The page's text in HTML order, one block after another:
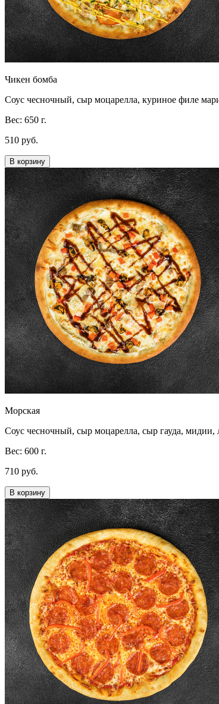
Чикен бомба
Соус чесночный, сыр моцарелла, куриное филе
Вес: 650 г.
510 руб.
В корзину
Морская
Соус чесночный, сыр моцарелла, сыр гауда, мидии,
Вес: 600 г.
710 руб.
В корзину